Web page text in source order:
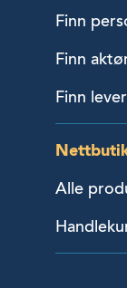
Finn
Finn
Finn
Alle